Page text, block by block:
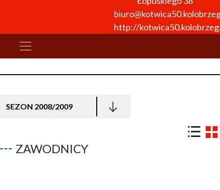
http://
SEZON 2008/2009
ZAWODNICY